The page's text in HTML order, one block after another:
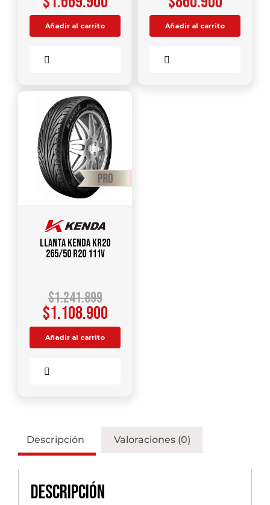
Añadir al carrito Añadir al carrito
Llanta KENDA KR20
265/50 R20 111V
$1.241.899
$1.108.900
Añadir al carrito
Descripción Valoraciones (0)
Descripción